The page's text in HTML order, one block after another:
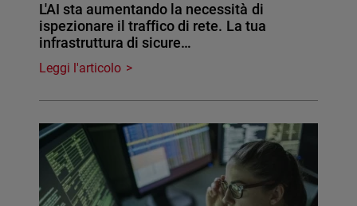
L'AI sta aumentando la necessità di
ispezionare il traffico di rete. La tua
infrastruttura di sicure…
Leggi l'articolo